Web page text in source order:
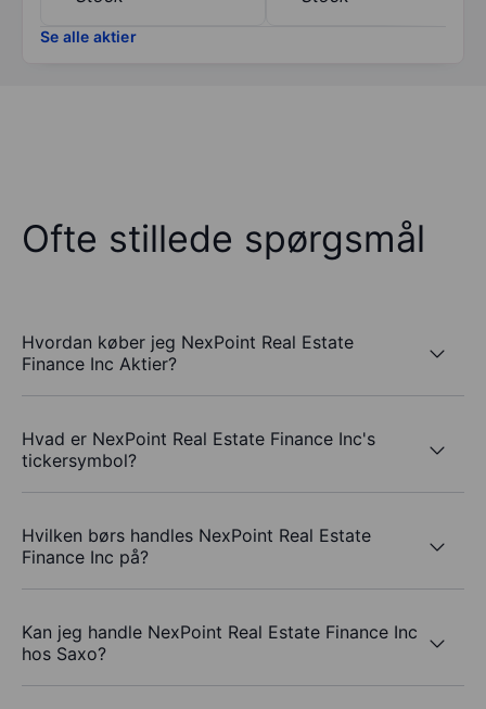
Se alle aktier
Ofte stillede spørgsmål
Hvordan køber jeg NexPoint Real Estate
Finance Inc Aktier?
Hvad er NexPoint Real Estate Finance Inc's
tickersymbol?
Hvilken børs handles NexPoint Real Estate
Finance Inc på?
Kan jeg handle NexPoint Real Estate Finance Inc
hos Saxo?